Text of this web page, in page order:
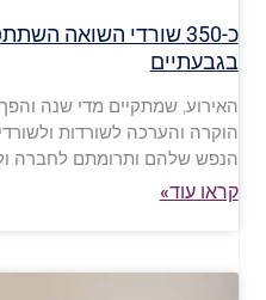
כ-350 שורדי השואה
בגבעתיים
האירוע, שמתקיים מדי שנה
הוקרה והערכה לשורדות
הנפש שלהם ותרומתם לחברה
קראו עוד»